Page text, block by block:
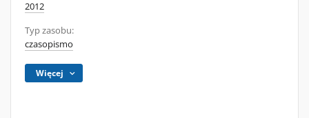
2012
Typ zasobu:
czasopismo
Więcej